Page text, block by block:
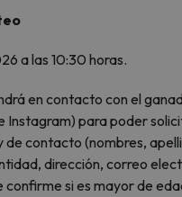
a las 10:30 horas.
en contacto con el
Instagram) para poder
de contacto (nombres,
dirección, correo
confirme si es mayor de